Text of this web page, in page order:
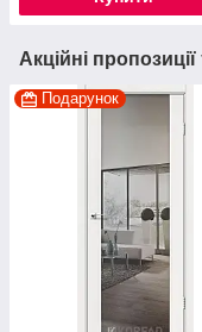
Акційні
Подарунок